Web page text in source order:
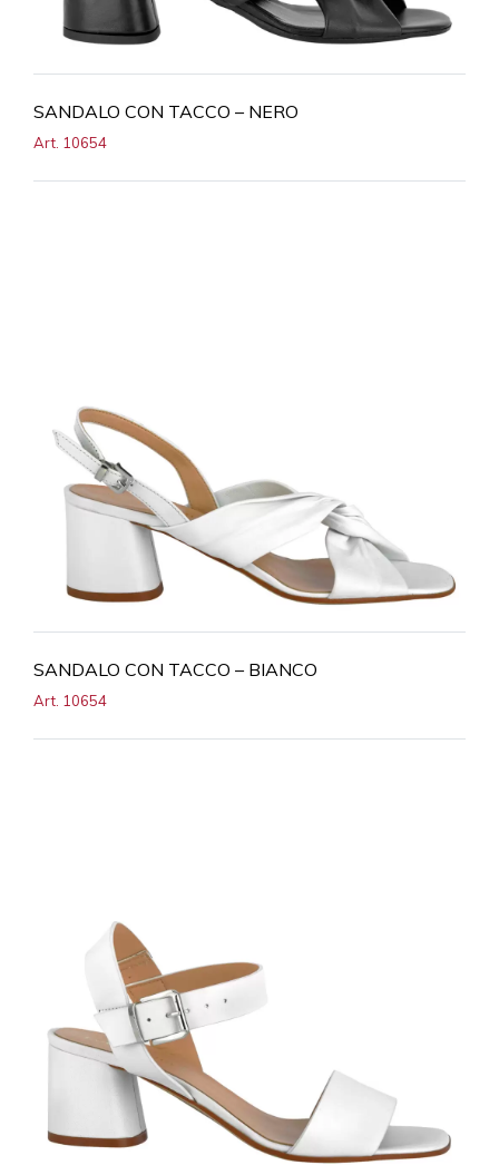
SANDALO CON TACCO – NERO
Art. 10654
SANDALO CON TACCO – BIANCO
Art. 10654